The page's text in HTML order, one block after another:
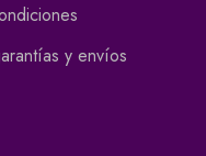
y envíos